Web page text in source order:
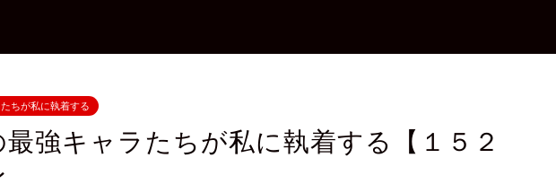
ちが私に執着する
強キャラたちが私に執着する【１５２